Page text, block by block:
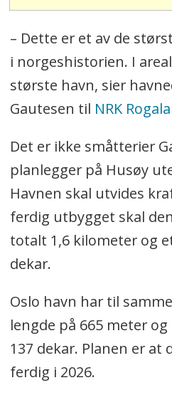
– Dette er et av de
i norgeshistorien. I
største havn, sier
Gautesen til NRK
Det er ikke småtterier
planlegger på Husøy
Havnen skal utvides
ferdig utbygget skal
totalt 1,6 kilometer og
dekar.
Oslo havn har til
lengde på 665 meter
137 dekar. Planen er at
ferdig i 2026.